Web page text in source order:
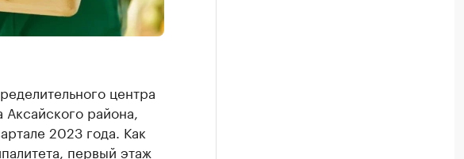
центра
района,
2023 года. Как
первый этаж